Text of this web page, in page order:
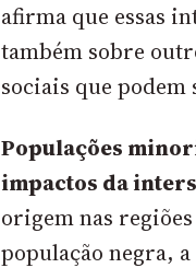
afirma que essas
também sobre
sociais que podem
Populações
impactos da
origem nas
população negra,